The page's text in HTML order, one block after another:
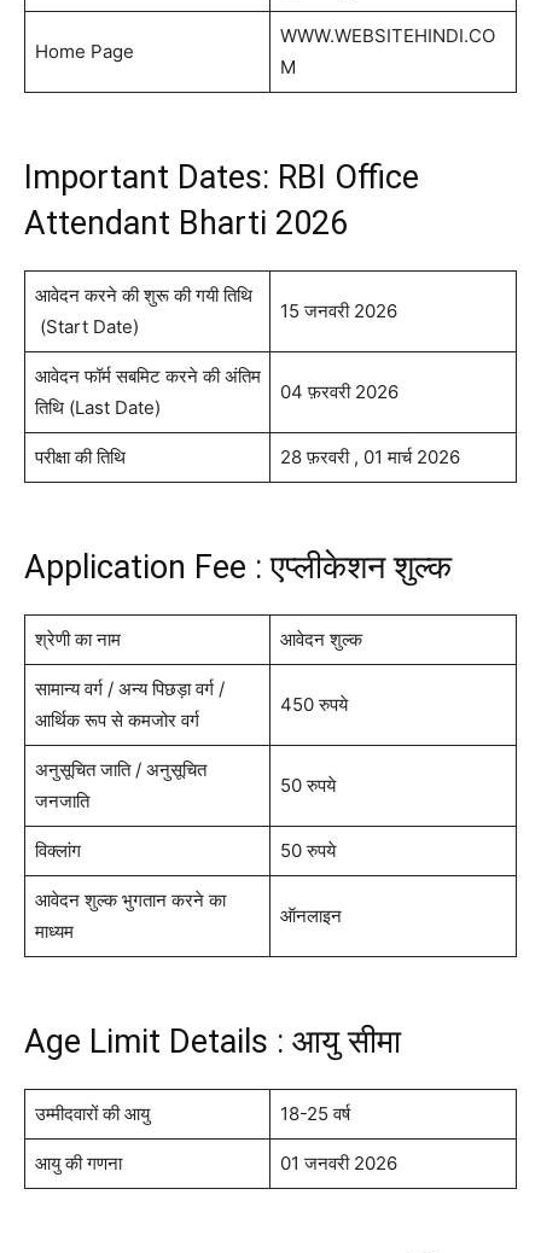
Home Page
WWW.WEBSITEHINDI.CO
M
Important Dates: RBI Office
Attendant Bharti 2026
आवेदन करने की शुरू की गयी तिथि
(Start Date)
15 जनवरी 2026
आवेदन फॉर्म सबमिट करने की अंतिम
तिथि (Last Date)
04 फ़रवरी 2026
परीक्षा की तिथि 28 फ़रवरी , 01 मार्च 2026
Application Fee : एप्लीकेशन शुल्क
श्रेणी का नाम आवेदन शुल्क
सामान्य वर्ग / अन्य पिछड़ा वर्ग /
आर्थिक रूप से कमजोर वर्ग
450 रुपये
अनुसूचित जाति / अनुसूचित
जनजाति
50 रुपये
विक्लांग 50 रुपये
आवेदन शुल्क भुगतान करने का
माध्यम
ऑनलाइन
Age Limit Details : आयु सीमा
उम्मीदवारों की आयु 18-25 वर्ष
आयु की गणना 01 जनवरी 2026